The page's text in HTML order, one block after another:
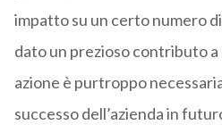
impatto su un certo numero
dato un prezioso contributo
azione è purtroppo
successo dell’azienda in